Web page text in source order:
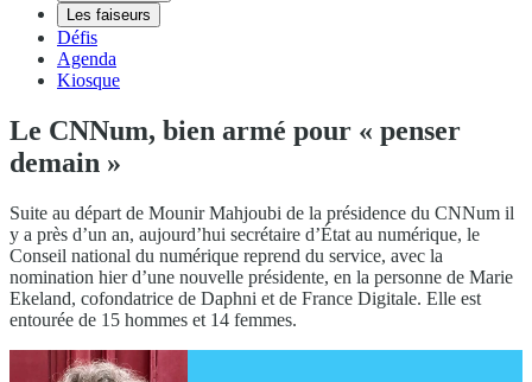
Les faiseurs
Défis
Agenda
Kiosque
Le CNNum, bien armé pour « penser
demain »
Suite au départ de Mounir Mahjoubi de la présidence du CNNum il
y a près d’un an, aujourd’hui secrétaire d’État au numérique, le
Conseil national du numérique reprend du service, avec la
nomination hier d’une nouvelle présidente, en la personne de Marie
Ekeland, cofondatrice de Daphni et de France Digitale. Elle est
entourée de 15 hommes et 14 femmes.